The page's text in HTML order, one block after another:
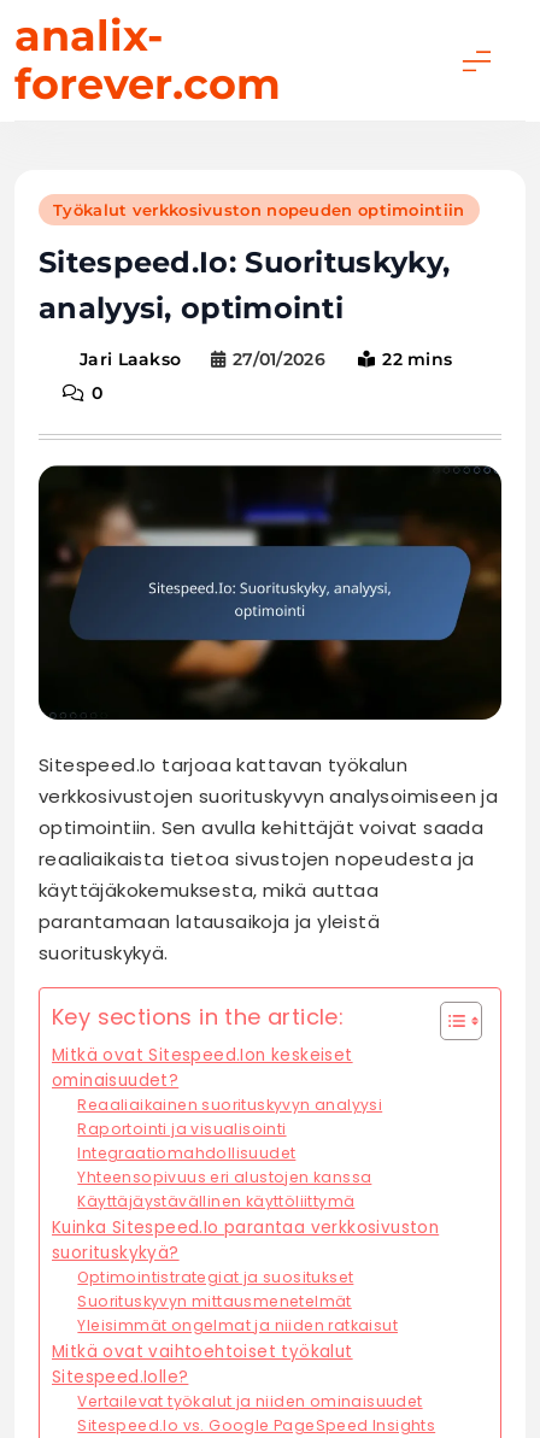
to
content
analix-
forever.com
Työkalut verkkosivuston nopeuden optimointiin
Sitespeed.Io: Suorituskyky,
analyysi, optimointi
Jari Laakso 27/01/2026
22 mins
0
Sitespeed.Io tarjoaa kattavan työkalun
verkkosivustojen suorituskyvyn analysoimiseen ja
optimointiin. Sen avulla kehittäjät voivat saada
reaaliaikaista tietoa sivustojen nopeudesta ja
käyttäjäkokemuksesta, mikä auttaa
parantamaan latausaikoja ja yleistä
suorituskykyä.
Key sections in the article:
Mitkä ovat Sitespeed.Ion keskeiset
ominaisuudet?
Reaaliaikainen suorituskyvyn analyysi
Raportointi ja visualisointi
Integraatiomahdollisuudet
Yhteensopivuus eri alustojen kanssa
Käyttäjäystävällinen käyttöliittymä
Kuinka Sitespeed.Io parantaa verkkosivuston
suorituskykyä?
Optimointistrategiat ja suositukset
Suorituskyvyn mittausmenetelmät
Yleisimmät ongelmat ja niiden ratkaisut
Mitkä ovat vaihtoehtoiset työkalut
Sitespeed.Iolle?
Vertailevat työkalut ja niiden ominaisuudet
Sitespeed.Io vs. Google PageSpeed Insights